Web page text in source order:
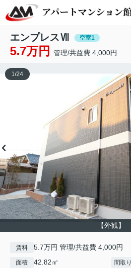
エンプレスⅦ 空室1
5.7万円 管理/共益費 4,000円
【外観】
1/24
賃料 5.7万円 管理/共益費 4,000円
面積 42.82㎡ 間取り